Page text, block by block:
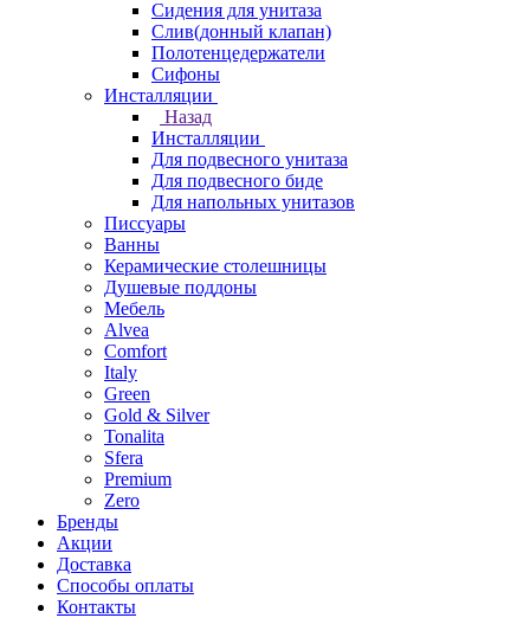
Сидения для унитаза
Слив(донный клапан)
Полотенцедержатели
Сифоны
Инсталляции
Назад
Инсталляции
Для подвесного унитаза
Для подвесного биде
Для напольных унитазов
Писсуары
Ванны
Керамические столешницы
Душевые поддоны
Мебель
Alvea
Comfort
Italy
Green
Gold & Silver
Tonalita
Sfera
Premium
Zero
Бренды
Акции
Доставка
Способы оплаты
Контакты